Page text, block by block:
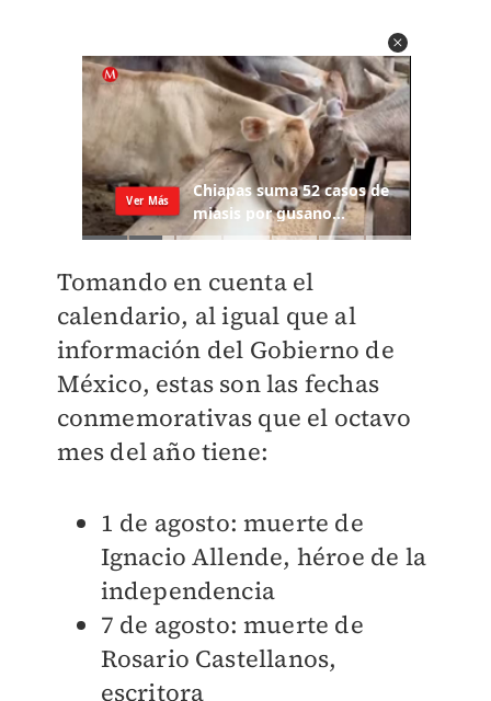
Tomando en cuenta el
calendario, al igual que al
información del Gobierno de
México, estas son las fechas
conmemorativas que el octavo
mes del año tiene:
1 de agosto: muerte de
Ignacio Allende, héroe de la
independencia
7 de agosto: muerte de
Rosario Castellanos,
escritora